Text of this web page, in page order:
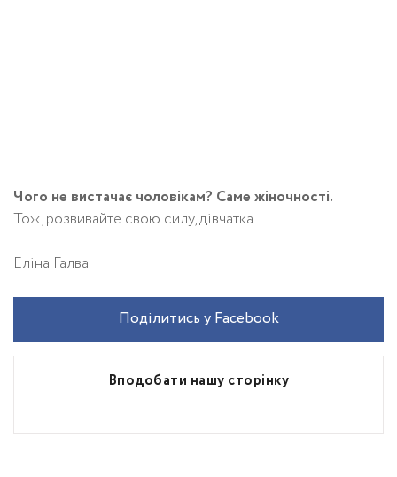
Чого не вистачає чоловікам? Саме жіночності.
Тож, розвивайте свою силу, дівчатка.
Еліна Галва
Вподобати нашу сторінку
Поділитись у Facebook